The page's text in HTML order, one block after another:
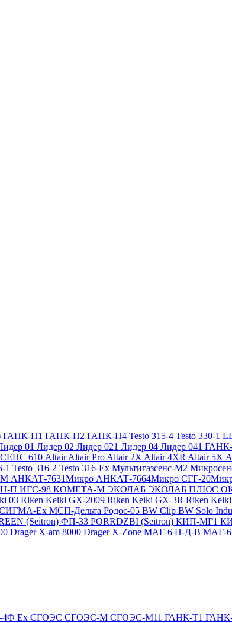
ГАНК-П1 ГАНК-П2 ГАНК-П4 Testo 315-4 Testo 330-1
01 Лидер 02 Лидер 021 Лидер 04 Лидер 041
610 AltairAltair Pro Altair 2X Altair 4XR Altair 5X
1 Testo 316-2 Testo 316-Ex Мультигазсенс-М2
АНКАТ-7631Микро АНКАТ-7664Микро СГГ-
П ИГС-98 КОМЕТА-М ЭКОЛАБ ЭКОЛАБ ПЛЮС
03 Riken Keiki GX-2009 Riken Keiki GX-3R Riken
Ех МСП-Дельта Родос-05 BW Clip BW Solo
(Seitron) ФП-33 PORRDZBI (Seitron) КИП-МГ1
Drager X-am 8000 Drager X-Zone МАГ-6 П-Д-В МАГ-
Ex СГОЭС СГОЭС-М СГОЭС-М11 ГАНК-Т1